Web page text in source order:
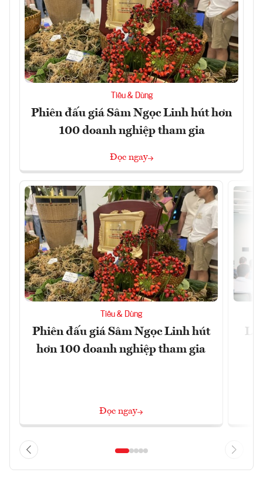
Tiêu & Dùng
Phiên đấu giá Sâm Ngọc Linh hút hơn
100 doanh nghiệp tham gia
Đọc ngay
Tiêu & Dùng
Phiên đấu giá Sâm Ngọc Linh hút
hơn 100 doanh nghiệp tham gia
Đọc ngay